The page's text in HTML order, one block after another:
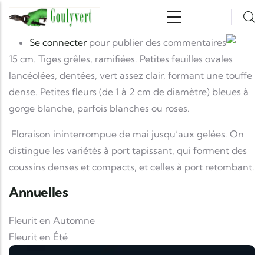
Aller au contenu principal
Se connecter pour publier des commentaires
photo
Image
15 cm. Tiges grêles, ramifiées. Petites feuilles ovales
lancéolées, dentées, vert assez clair, formant une touffe
dense. Petites fleurs (de 1 à 2 cm de diamètre) bleues à
gorge blanche, parfois blanches ou roses.
Floraison ininterrompue de mai jusqu’aux gelées. On
distingue les variétés à port tapissant, qui forment des
coussins denses et compacts, et celles à port retombant.
Annuelles
Fleurit en Automne
Fleurit en Été